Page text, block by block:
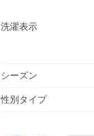
洗濯表示
シーズン
性別タイプ